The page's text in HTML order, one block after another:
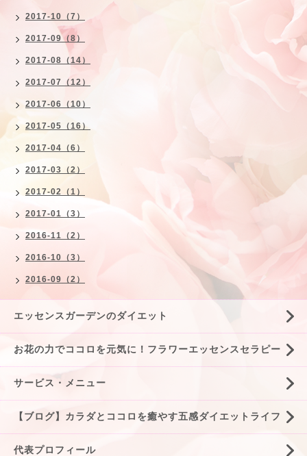
2017-10（7）
2017-09（8）
2017-08（14）
2017-07（12）
2017-06（10）
2017-05（16）
2017-04（6）
2017-03（2）
2017-02（1）
2017-01（3）
2016-11（2）
2016-10（3）
2016-09（2）
エッセンスガーデンのダイエット
お花の力でココロを元気に！フラワーエッセンスセラピー
サービス・メニュー
【ブログ】カラダとココロを癒やす五感ダイエットライフ
代表プロフィール